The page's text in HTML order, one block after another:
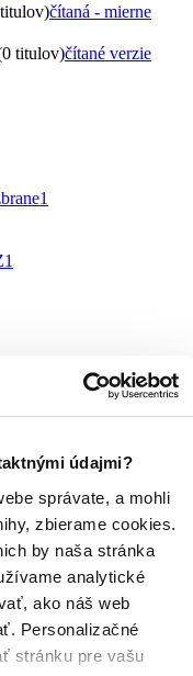
údajmi?
správate, a mohli
zbierame cookies.
by naša stránka
analytické
ako náš web
Personalizačné
stránku pre vašu
čítaná - mierne
titulov)čítané verzie
1
1